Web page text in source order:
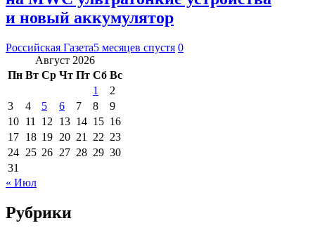
и новый аккумулятор
Российская Газета5 месяцев спустя 0
Август 2026
Пн Вт Ср Чт Пт Сб Вс
1
2
3
4 5 6 7 8
9
10 11 12 13 14 15 16
17 18 19 20 21 22 23
24 25 26 27 28 29 30
31
« Июл
Рубрики